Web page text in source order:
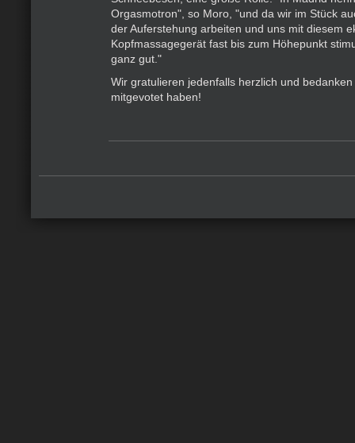
Orgasmotron", so Moro, "und da wir im Stück
der Auferstehung arbeiten und uns mit diesem
Kopfmassagegerät fast bis zum Höhepunkt
ganz gut."
Wir gratulieren jedenfalls herzlich und
mitgevotet haben!